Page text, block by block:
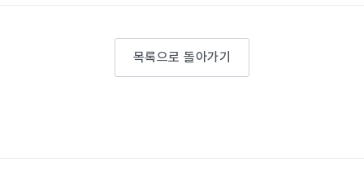
목록으로 돌아가기